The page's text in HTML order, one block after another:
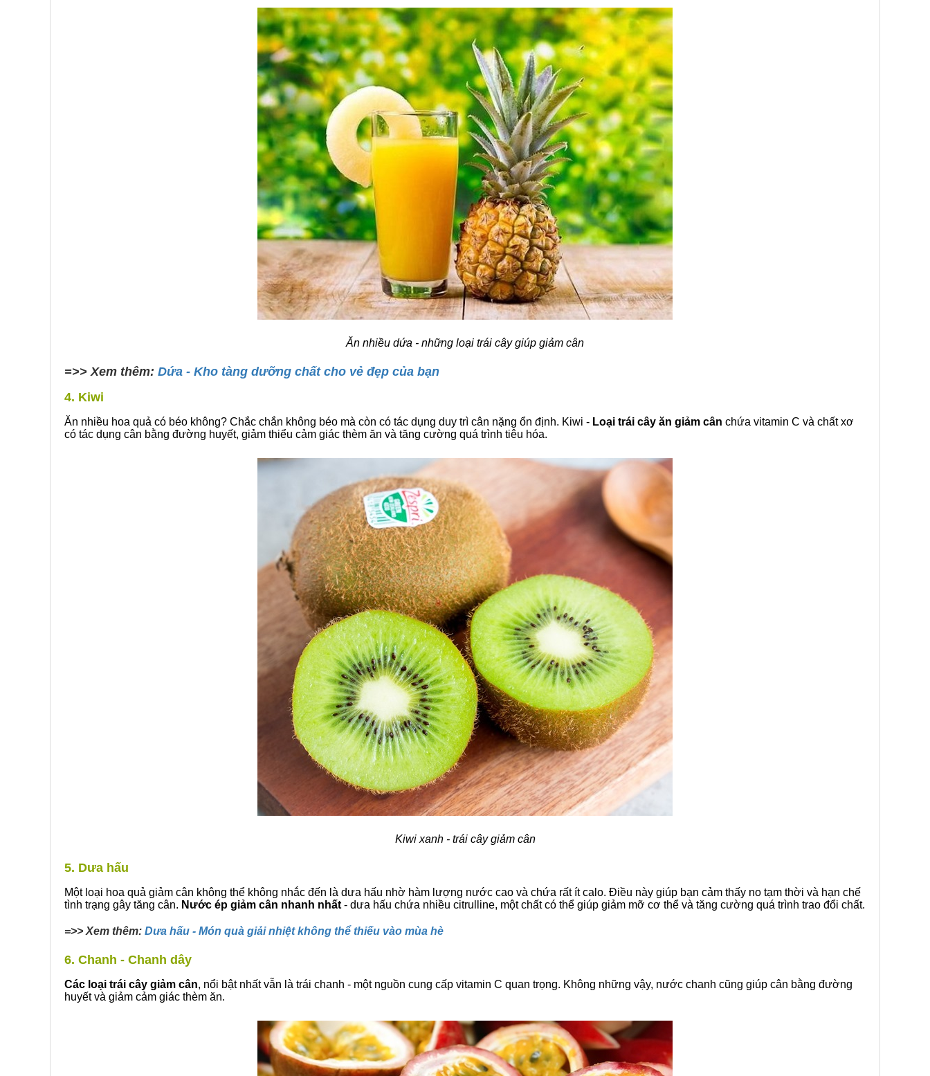
Ăn nhiều dứa - những loại trái cây giúp giảm cân
=>> Xem thêm: Dứa - Kho tàng dưỡng chất cho vẻ đẹp của bạn
4. Kiwi
Ăn nhiều hoa quả có béo không? Chắc chắn không béo mà còn có tác dụng duy trì cân nặng ổn định. Kiwi - Loại trái cây ăn giảm cân chứa vitamin C và chất xơ
có tác dụng cân bằng đường huyết, giảm thiểu cảm giác thèm ăn và tăng cường quá trình tiêu hóa.
Kiwi xanh - trái cây giảm cân
5. Dưa hấu
Một loại hoa quả giảm cân không thể không nhắc đến là dưa hấu nhờ hàm lượng nước cao và chứa rất ít calo. Điều này giúp bạn cảm thấy no tạm thời và hạn chế
tình trạng gây tăng cân. Nước ép giảm cân nhanh nhất - dưa hấu chứa nhiều citrulline, một chất có thể giúp giảm mỡ cơ thể và tăng cường quá trình trao đổi chất.
=>> Xem thêm: Dưa hấu - Món quà giải nhiệt không thể thiếu vào mùa hè
6. Chanh - Chanh dây
Các loại trái cây giảm cân, nổi bật nhất vẫn là trái chanh - một nguồn cung cấp vitamin C quan trọng. Không những vậy, nước chanh cũng giúp cân bằng đường
huyết và giảm cảm giác thèm ăn.